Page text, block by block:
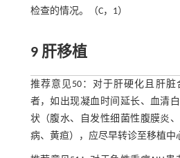
检查的情况。（C，1）
9 肝移植
推荐意见50：对于肝硬化且肝脏
者，如出现凝血时间延长、血清
状（腹水、自发性细菌性腹膜炎
病、黄疸），应尽早转诊至移植中